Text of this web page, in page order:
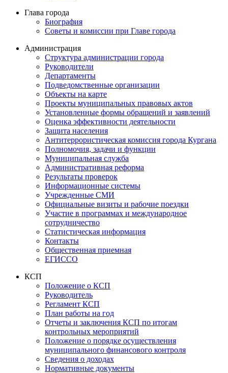
Глава города
Биография
Советы и комиссии при Главе города
Администрация
Структура администрации города
Руководители
Департаменты
Подведомственные организации
Объекты на карте
Проекты муниципальных правовых актов
Установленные формы обращений и заявлений
Оценка эффективности деятельности
Защита населения
Антитеррористическая комиссия города Кургана
Полномочия, задачи и функции
Муниципальная служба
Административная реформа
Результаты проверок
Информационные системы
Учрежденные СМИ
Официальные визиты и рабочие поездки
Участие в программах и международное
сотрудничество
Статистическая информация
Контакты
Общественная приемная
ЕГИССО
КСП
Положение о КСП
Руководитель
Регламент КСП
План работы на год
Отчеты и заключения КСП по итогам
контрольных мероприятий
Положение о порядке осуществления
муниципального финансового контроля
Сведения о доходах
Нормативные документы